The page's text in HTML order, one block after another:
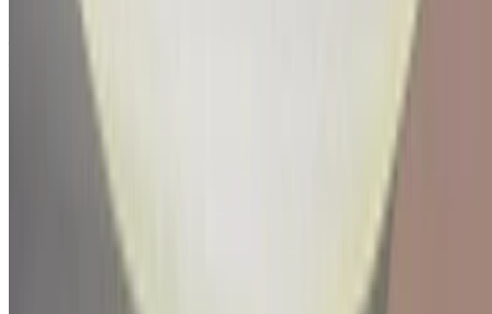
Aéroport Agadir,
Sauvegarder des voitures. Suivez les prix. Réservez plus